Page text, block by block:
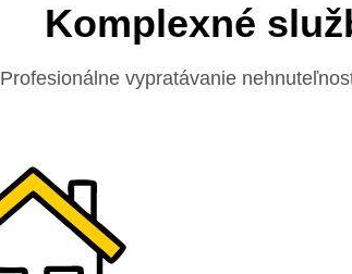
Komplexné
Profesionálne vypratávanie